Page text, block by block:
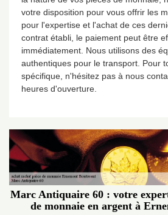
votre disposition pour vous offrir les
pour l'expertise et l'achat de ces
contrat établi, le paiement peut être
immédiatement. Nous utilisons des
authentiques pour le transport. Pour
spécifique, n'hésitez pas à nous
heures d'ouverture.
Marc Antiquaire 60 : votre
de monnaie en argent à